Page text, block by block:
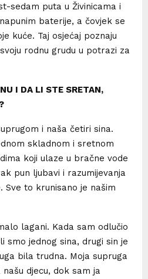
sedam puta u Živinicama i
baterije, a čovjek se
kuće. Taj osjećaj poznaju
rodnu grudu u potrazi za
I DA LI STE SRETAN,
i naša četiri sina.
skladnom i sretnom
koji ulaze u bračne vode
pun ljubavi i razumijevanja
Sve to krunisano je našim
lagani. Kada sam odlučio
smo jednog sina, drugi sin je
bila trudna. Moja supruga
djecu, dok sam ja